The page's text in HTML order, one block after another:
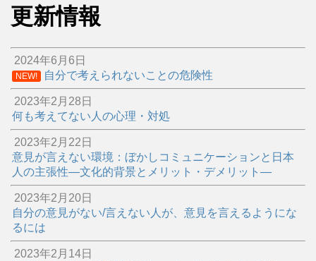
更新情報
2024年6月6日
NEW! 自分で考えられないことの危険性
2023年2月28日
何も考えてない人の心理・対処
2023年2月22日
意見が言えない環境：ぼかしコミュニケーションと日本
人の主張性―文化的背景とメリット・デメリット―
2023年2月20日
自分の意見がない/言えない人が、意見を言えるようにな
るには
2023年2月14日